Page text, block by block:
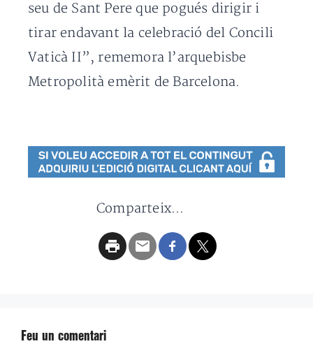
seu de Sant Pere que pogués dirigir i
tirar endavant la celebració del Concili
Vaticà II”, rememora l’arquebisbe
Metropolità emèrit de Barcelona.
Comparteix...
Feu un comentari